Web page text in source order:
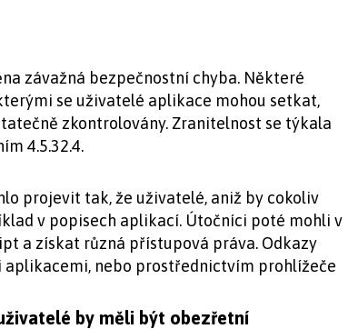
závažná bezpečnostní chyba. Některé
se uživatelé aplikace mohou setkat,
zkontrolovány. Zranitelnost se týkala
4.5.32.4.
projevit tak, že uživatelé, aniž by cokoliv
v popisech aplikací. Útočníci poté mohli v
a získat různá přístupová práva. Odkazy
nebo prostřednictvím prohlížeče
by měli být obezřetní